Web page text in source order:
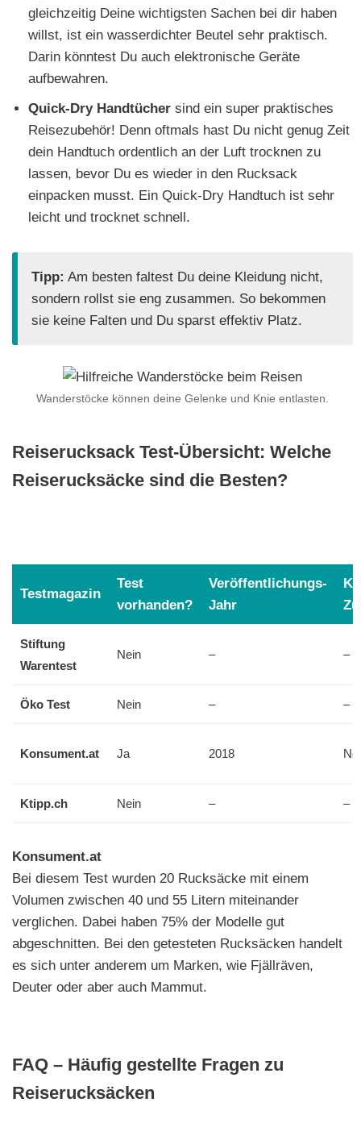
gleichzeitig Deine wichtigsten Sachen bei dir haben
willst, ist ein wasserdichter Beutel sehr praktisch.
Darin könntest Du auch elektronische Geräte
aufbewahren.
Quick-Dry Handtücher sind ein super praktisches
Reisezubehör! Denn oftmals hast Du nicht genug Zeit
dein Handtuch ordentlich an der Luft trocknen zu
lassen, bevor Du es wieder in den Rucksack
einpacken musst. Ein Quick-Dry Handtuch ist sehr
leicht und trocknet schnell.
Tipp: Am besten faltest Du deine Kleidung nicht,
sondern rollst sie eng zusammen. So bekommen
sie keine Falten und Du sparst effektiv Platz.
Wanderstöcke können deine Gelenke und Knie entlasten.
Reiserucksack Test-Übersicht: Welche
Reiserucksäcke sind die Besten?
Testmagazin
Test
vorhanden?
Veröffentlichungs-
Jahr
Stiftung
Warentest
Nein – –
Öko Test Nein – –
Konsument.at Ja 2018
Ktipp.ch Nein – –
Konsument.at
Bei diesem Test wurden 20 Rucksäcke mit einem
Volumen zwischen 40 und 55 Litern miteinander
verglichen. Dabei haben 75% der Modelle gut
abgeschnitten. Bei den getesteten Rucksäcken handelt
es sich unter anderem um Marken, wie Fjällräven,
Deuter oder aber auch Mammut.
FAQ – Häufig gestellte Fragen zu
Reiserucksäcken